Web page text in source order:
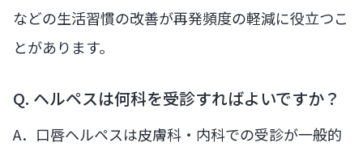
などの生活習慣の改善が再発頻度の軽減に役立つこ
とがあります。
Q. ヘルペスは何科を受診すればよいですか？
A．口唇ヘルペスは皮膚科・内科での受診が一般的